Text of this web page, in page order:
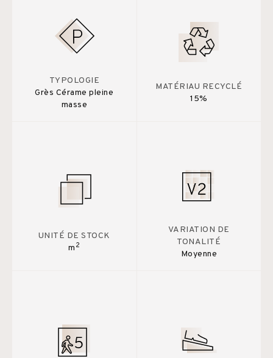
TYPOLOGIE
Grès Cérame pleine
masse
MATÉRIAU RECYCLÉ
15%
UNITÉ DE STOCK
m 2
VARIATION DE
TONALITÉ
Moyenne